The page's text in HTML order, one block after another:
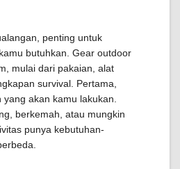
penting untuk
butuhkan. Gear outdoor
mulai dari pakaian, alat
survival. Pertama,
akan kamu lakukan.
berkemah, atau mungkin
punya kebutuhan-